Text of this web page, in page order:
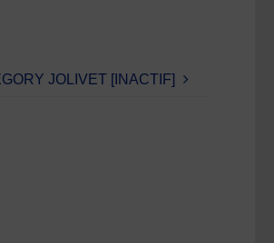
JOLIVET [INACTIF]